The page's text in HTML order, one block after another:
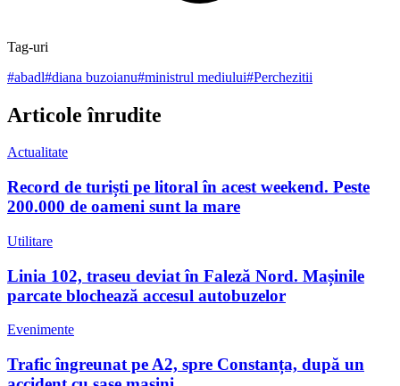
Tag-uri
#abadl#diana buzoianu#ministrul mediului#Perchezitii
Articole înrudite
Actualitate
Record de turiști pe litoral în acest weekend. Peste
200.000 de oameni sunt la mare
Utilitare
Linia 102, traseu deviat în Faleză Nord. Mașinile
parcate blochează accesul autobuzelor
Evenimente
Trafic îngreunat pe A2, spre Constanța, după un